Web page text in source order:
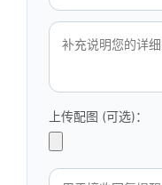
上传配图 (可选)：